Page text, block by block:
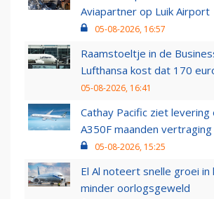
Aviapartner op Luik Airport
05-08-2026, 16:57
Raamstoeltje in de
Lufthansa kost dat 170
05-08-2026, 16:41
Cathay Pacific ziet
A350F maanden
05-08-2026, 15:25
El Al noteert snelle groei
minder oorlogsgeweld